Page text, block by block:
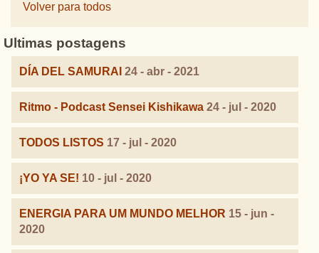
Volver para todos
Ultimas postagens
DÍA DEL SAMURAI 24 - abr - 2021
Ritmo - Podcast Sensei Kishikawa 24 - jul - 2020
TODOS LISTOS 17 - jul - 2020
¡YO YA SE! 10 - jul - 2020
ENERGIA PARA UM MUNDO MELHOR 15 - jun -
2020